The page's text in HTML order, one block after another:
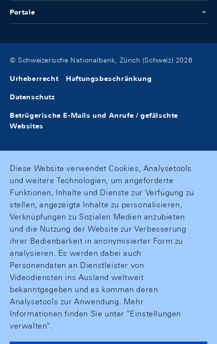
Portale
© Schweizerische Nationalbank, Zürich (Schweiz) 2026
Urheberrecht Haftungsbeschränkung
Datenschutz
Betrügerische E-Mails und Anrufe / gefälschte
Websites
Diese Website verwendet Cookies, Analysetools
und weitere Technologien, um angeforderte
Funktionen, Inhalte und Dienste zur Verfügung zu
stellen, angezeigte Inhalte zu personalisieren,
Verknüpfungen zu Sozialen Medien anzubieten
und die Nutzung der Website zur Verbesserung
ihrer Bedienbarkeit in anonymisierter Form zu
analysieren. Es werden dabei auch
Personendaten an Dienstleister von
Videodiensten ins Ausland weltweit
bekanntgegeben und es kommen deren
Analysetools zur Anwendung. Mehr
Informationen finden Sie unter "Einstellungen
verwalten".